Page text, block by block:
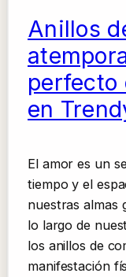
Anillos
perfecto
en
El amor es un
tiempo y el
nuestras almas
lo largo de
los anillos de
manifestación